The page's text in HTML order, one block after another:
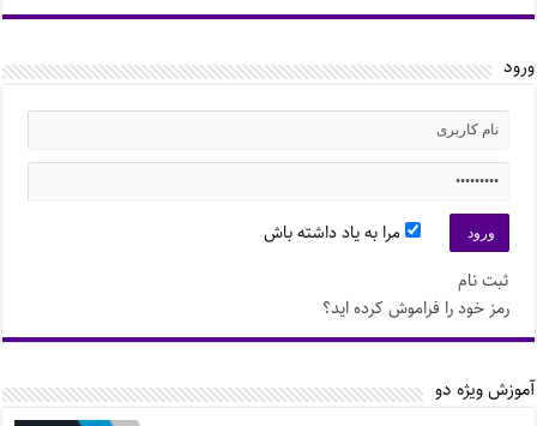
ورود
مرا به یاد داشته باش
ثبت نام
رمز خود را فراموش کرده اید؟
آموزش ویژه دو